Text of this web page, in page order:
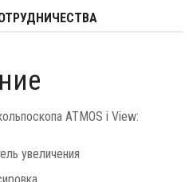
ATMOS i View:
увеличения